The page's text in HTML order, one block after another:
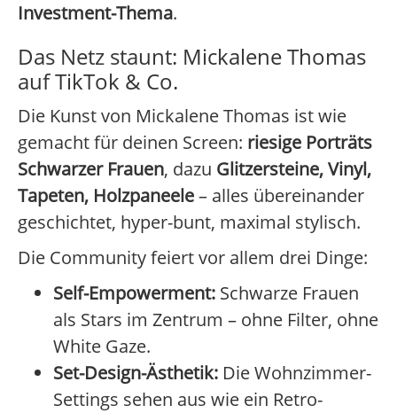
Investment-Thema.
Das Netz staunt: Mickalene Thomas
auf TikTok & Co.
Die Kunst von Mickalene Thomas ist wie
gemacht für deinen Screen: riesige Porträts
Schwarzer Frauen, dazu Glitzersteine, Vinyl,
Tapeten, Holzpaneele– alles übereinander
geschichtet, hyper-bunt, maximal stylisch.
Die Community feiert vor allem drei Dinge:
Self-Empowerment: Schwarze Frauen
als Stars im Zentrum – ohne Filter, ohne
White Gaze.
Set-Design-Ästhetik: Die Wohnzimmer-
Settings sehen aus wie ein Retro-